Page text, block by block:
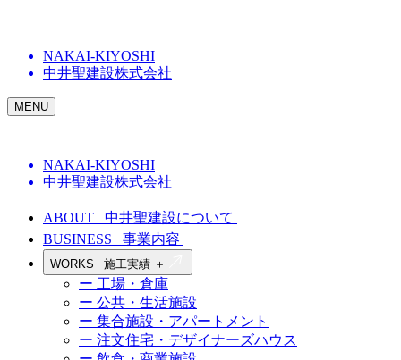
NAKAI-KIYOSHI
中井聖建設株式会社
MENU
NAKAI-KIYOSHI
中井聖建設株式会社
ABOUT 中井聖建設について
BUSINESS 事業内容
WORKS 施工実績 ＋
ー 工場・倉庫
ー 公共・生活施設
ー 集合施設・アパートメント
ー 注文住宅・デザイナーズハウス